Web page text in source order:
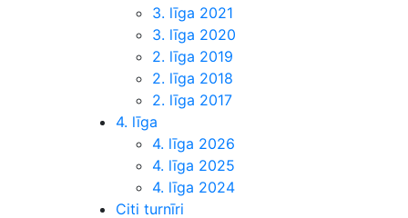
3. līga 2021
3. līga 2020
2. līga 2019
2. līga 2018
2. līga 2017
4. līga
4. līga 2026
4. līga 2025
4. līga 2024
Citi turnīri